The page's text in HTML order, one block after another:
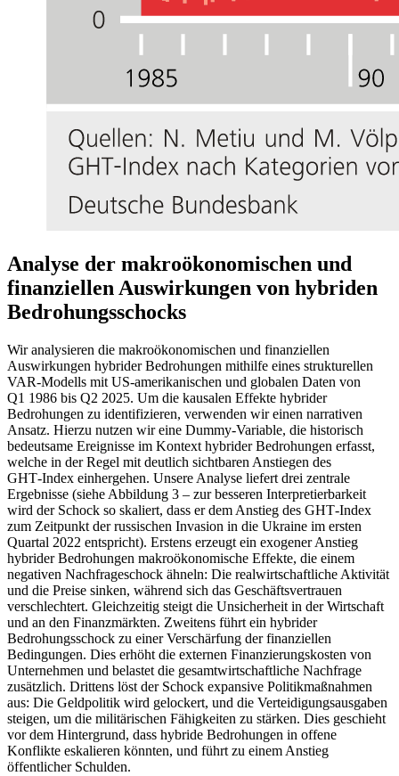
Analyse der makroökonomischen und
finanziellen Auswirkungen von hybriden
Bedrohungsschocks
Wir analysieren die makroökonomischen und finanziellen
Auswirkungen hybrider Bedrohungen mithilfe eines strukturellen
VAR-Modells mit US-amerikanischen und globalen Daten von
Q1 1986 bis Q2 2025. Um die kausalen Effekte hybrider
Bedrohungen zu identifizieren, verwenden wir einen narrativen
Ansatz. Hierzu nutzen wir eine Dummy-Variable, die historisch
bedeutsame Ereignisse im Kontext hybrider Bedrohungen erfasst,
welche in der Regel mit deutlich sichtbaren Anstiegen des
GHT‑Index einhergehen. Unsere Analyse liefert drei zentrale
Ergebnisse (siehe Abbildung 3 – zur besseren Interpretierbarkeit
wird der Schock so skaliert, dass er dem Anstieg des GHT‑Index
zum Zeitpunkt der russischen Invasion in die Ukraine im ersten
Quartal 2022 entspricht). Erstens erzeugt ein exogener Anstieg
hybrider Bedrohungen makroökonomische Effekte, die einem
negativen Nachfrageschock ähneln: Die realwirtschaftliche Aktivität
und die Preise sinken, während sich das Geschäftsvertrauen
verschlechtert. Gleichzeitig steigt die Unsicherheit in der Wirtschaft
und an den Finanzmärkten. Zweitens führt ein hybrider
Bedrohungsschock zu einer Verschärfung der finanziellen
Bedingungen. Dies erhöht die externen Finanzierungskosten von
Unternehmen und belastet die gesamtwirtschaftliche Nachfrage
zusätzlich. Drittens löst der Schock expansive Politikmaßnahmen
aus: Die Geldpolitik wird gelockert, und die Verteidigungsausgaben
steigen, um die militärischen Fähigkeiten zu stärken. Dies geschieht
vor dem Hintergrund, dass hybride Bedrohungen in offene
Konflikte eskalieren könnten, und führt zu einem Anstieg
öffentlicher Schulden.